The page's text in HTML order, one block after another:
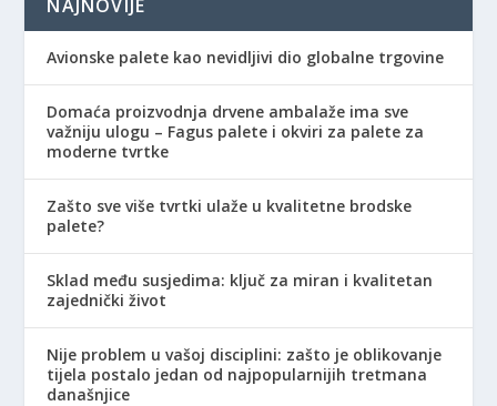
NAJNOVIJE
Avionske palete kao nevidljivi dio globalne trgovine
Domaća proizvodnja drvene ambalaže ima sve
važniju ulogu – Fagus palete i okviri za palete za
moderne tvrtke
Zašto sve više tvrtki ulaže u kvalitetne brodske
palete?
Sklad među susjedima: ključ za miran i kvalitetan
zajednički život
Nije problem u vašoj disciplini: zašto je oblikovanje
tijela postalo jedan od najpopularnijih tretmana
današnjice